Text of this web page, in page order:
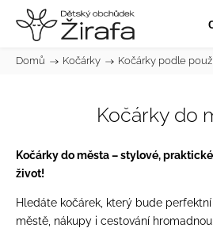
Domů / Kočárky / Kočárky podle
Kočárky do
Kočárky do města – stylové,
život!
Hledáte kočárek, který bude
městě, nákupy i cestování